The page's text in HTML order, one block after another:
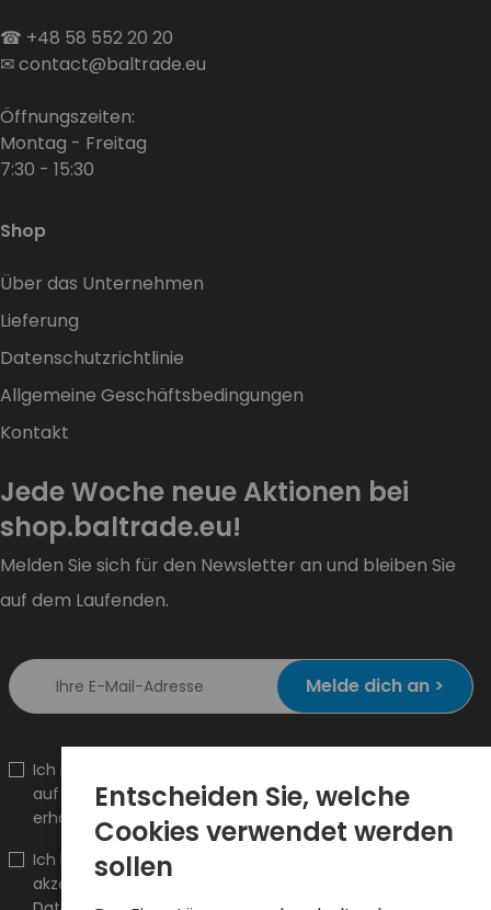
☎ +48 58 552 20 20
✉contact@baltrade.eu
Öffnungszeiten:
Montag - Freitag
7:30 - 15:30
Shop
Über das Unternehmen
Lieferung
Datenschutzrichtlinie
Allgemeine Geschäftsbedingungen
Kontakt
Jede Woche neue Aktionen bei
shop.baltrade.eu!
Melden Sie sich für den Newsletter an und bleiben Sie
auf dem Laufenden.
Melde dich an >
Ich möchte Informationen über Neuheiten und Aktionen
auf shop.baltrade.eu an die angegebene E-Mail-Adresse
erhalten.
Ich bestätige, dass ich den Inhalt gelesen habe und ihn
akzeptiere
Entscheiden Sie, welche
Cookies verwendet werden
sollen